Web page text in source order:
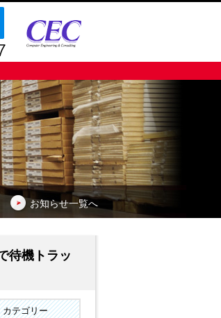
お知らせ一覧へ
待機トラッ
カテゴリー